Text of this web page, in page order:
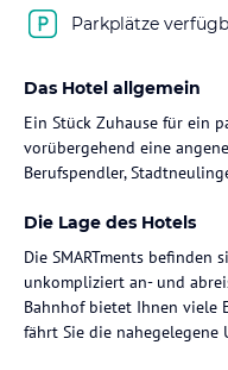
Parkplätze
Das Hotel allgemein
Ein Stück Zuhause für ein
vorübergehend eine
Berufspendler,
Die Lage des Hotels
Die SMARTments befinden
unkompliziert an- und
Bahnhof bietet Ihnen viele
fährt Sie die nahegelegene